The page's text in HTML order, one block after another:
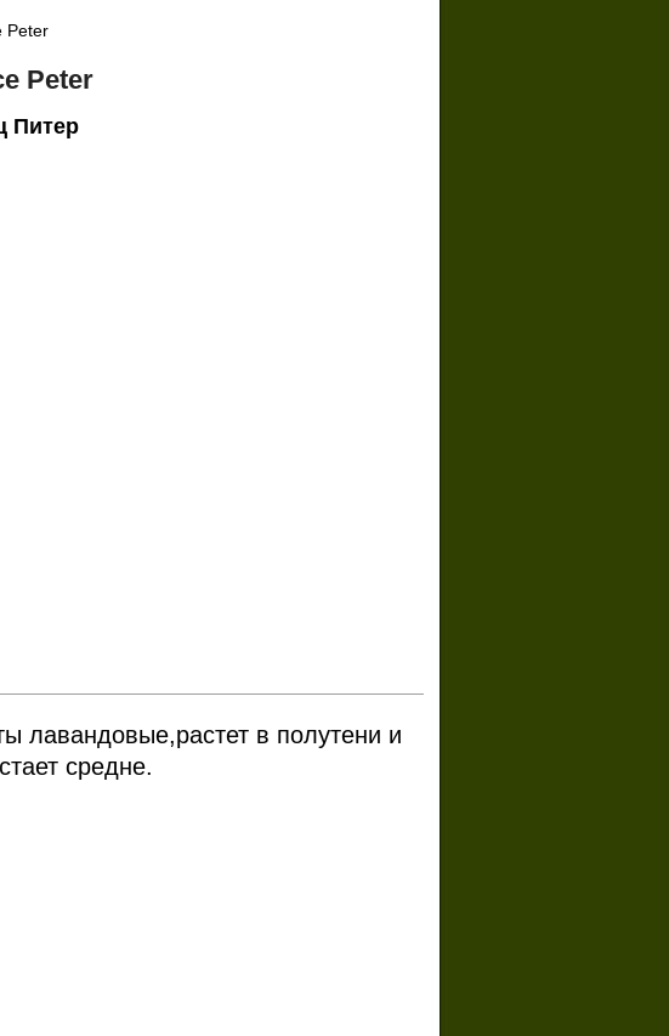
Peter
Peter
Питер
лавандовые,растет в полутени и
средне.